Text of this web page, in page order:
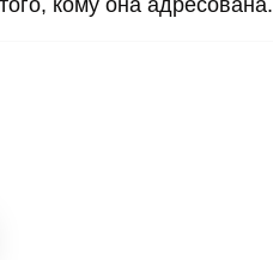
кому она адресована.